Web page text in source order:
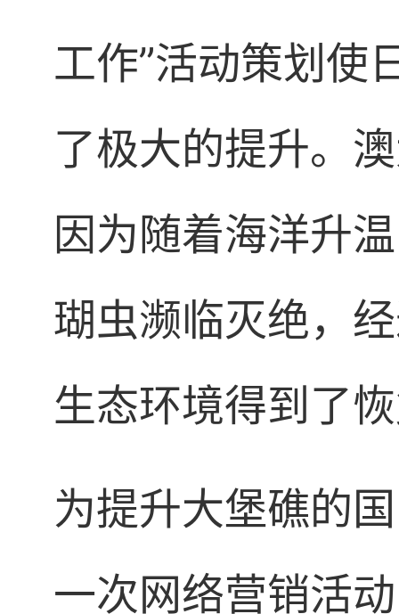
工作”活动策划使
了极大的提升。
因为随着海洋升
瑚虫濒临灭绝，
生态环境得到了
为提升大堡礁的
一次网络营销活